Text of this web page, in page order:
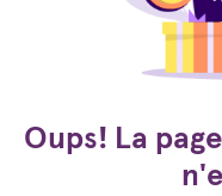
Oups! La